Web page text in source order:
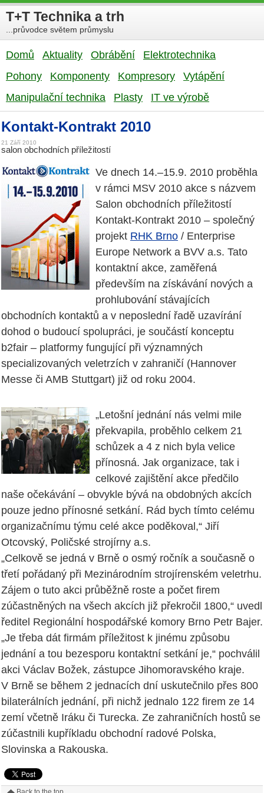
T+T Technika a trh
...průvodce světem průmyslu
Domů Aktuality Obrábění
Elektrotechnika
Pohony
Komponenty Kompresory
Vytápění
Manipulační technika
Plasty IT ve výrobě
Kontakt-Kontrakt 2010
21 Září 2010
salon obchodních příležitostí
Ve dnech 14.–15.9. 2010 proběhla
v rámci MSV 2010 akce s názvem
Salon obchodních příležitostí
Kontakt-Kontrakt 2010 – společný
projekt RHK Brno / Enterprise
Europe Network a BVV a.s. Tato
kontaktní akce, zaměřená
především na získávání nových a
prohlubování stávajících
obchodních kontaktů a v neposlední řadě uzavírání
dohod o budoucí spolupráci, je součástí konceptu
b2fair – platformy fungující při významných
specializovaných veletrzích v zahraničí (Hannover
Messe či AMB Stuttgart) již od roku 2004.
„Letošní jednání nás velmi mile
překvapila, proběhlo celkem 21
schůzek a 4 z nich byla velice
přínosná. Jak organizace, tak i
celkové zajištění akce předčilo
naše očekávání – obvykle bývá na obdobných akcích
pouze jedno přínosné setkání. Rád bych tímto celému
organizačnímu týmu celé akce poděkoval,“ Jiří
Otcovský, Poličské strojírny a.s.
„Celkově se jedná v Brně o osmý ročník a současně o
třetí pořádaný při Mezinárodním strojírenském veletrhu.
Zájem o tuto akci průběžně roste a počet firem
zúčastněných na všech akcích již překročil 1800,“ uvedl
ředitel Regionální hospodářské komory Brno Petr Bajer.
„Je třeba dát firmám příležitost k jinému způsobu
jednání a tou bezesporu kontaktní setkání je,“ pochválil
akci Václav Božek, zástupce Jihomoravského kraje.
V Brně se během 2 jednacích dní uskutečnilo přes 800
bilaterálních jednání, při nichž jednalo 122 firem ze 14
zemí včetně Iráku či Turecka. Ze zahraničních hostů se
zúčastnili kupříkladu obchodní radové Polska,
Slovinska a Rakouska.